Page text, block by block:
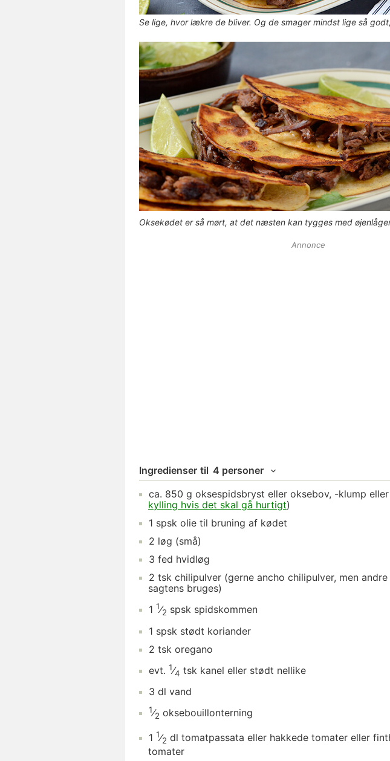
Se lige, hvor lækre de bliver. Og de smager mindst lige så
Oksekødet er så mørt, at det næsten kan tygges med
Annonce
Ingredienser til 4 personer
ca. 850 g oksespidsbryst eller oksebov, -klump
kylling hvis det skal gå hurtigt)
1 spsk olie til bruning af kødet
2 løg (små)
3 fed hvidløg
2 tsk chilipulver (gerne ancho chilipulver, men
sagtens bruges)
1 1⁄2 spsk spidskommen
1 spsk stødt koriander
2 tsk oregano
evt. 1⁄4 tsk kanel eller stødt nellike
3 dl vand
1⁄2 oksebouillonterning
1 1⁄2 dl tomatpassata eller hakkede tomater eller
tomater